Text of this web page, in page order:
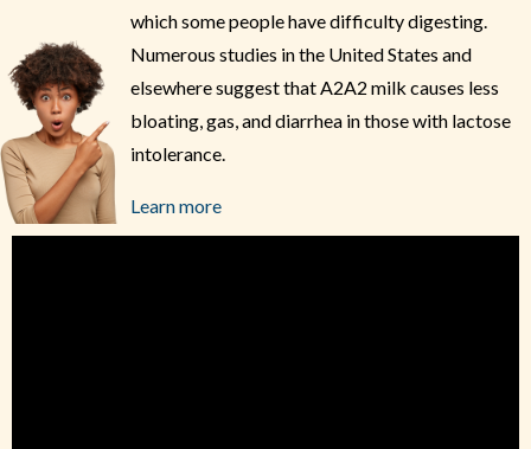
which some people have difficulty digesting.
Numerous studies in the United States and
elsewhere suggest that A2A2 milk causes less
bloating, gas, and diarrhea in those with lactose
intolerance.
Learn more